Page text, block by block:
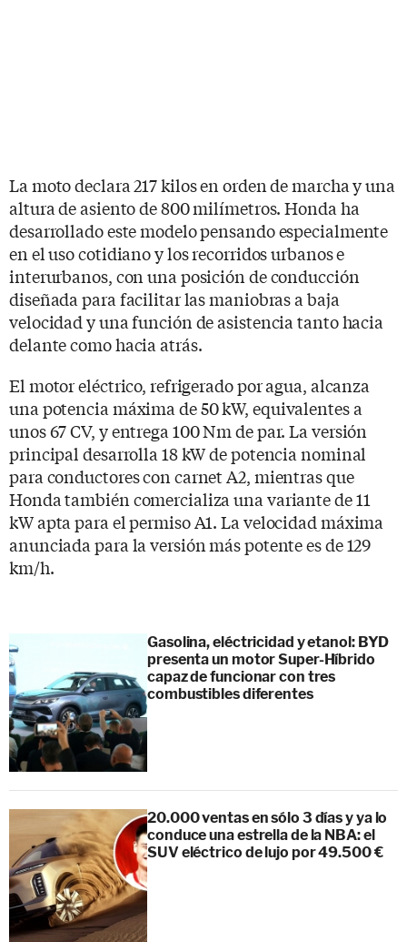
La moto declara 217 kilos en orden de marcha y una
altura de asiento de 800 milímetros. Honda ha
desarrollado este modelo pensando especialmente
en el uso cotidiano y los recorridos urbanos e
interurbanos, con una posición de conducción
diseñada para facilitar las maniobras a baja
velocidad y una función de asistencia tanto hacia
delante como hacia atrás.
El motor eléctrico, refrigerado por agua, alcanza
una potencia máxima de 50 kW, equivalentes a
unos 67 CV, y entrega 100 Nm de par. La versión
principal desarrolla 18 kW de potencia nominal
para conductores con carnet A2, mientras que
Honda también comercializa una variante de 11
kW apta para el permiso A1. La velocidad máxima
anunciada para la versión más potente es de 129
km/h.
Gasolina, eléctricidad y etanol: BYD
presenta un motor Super-Híbrido
capaz de funcionar con tres
combustibles diferentes
20.000 ventas en sólo 3 días y ya lo
conduce una estrella de la NBA: el
SUV eléctrico de lujo por 49.500 €